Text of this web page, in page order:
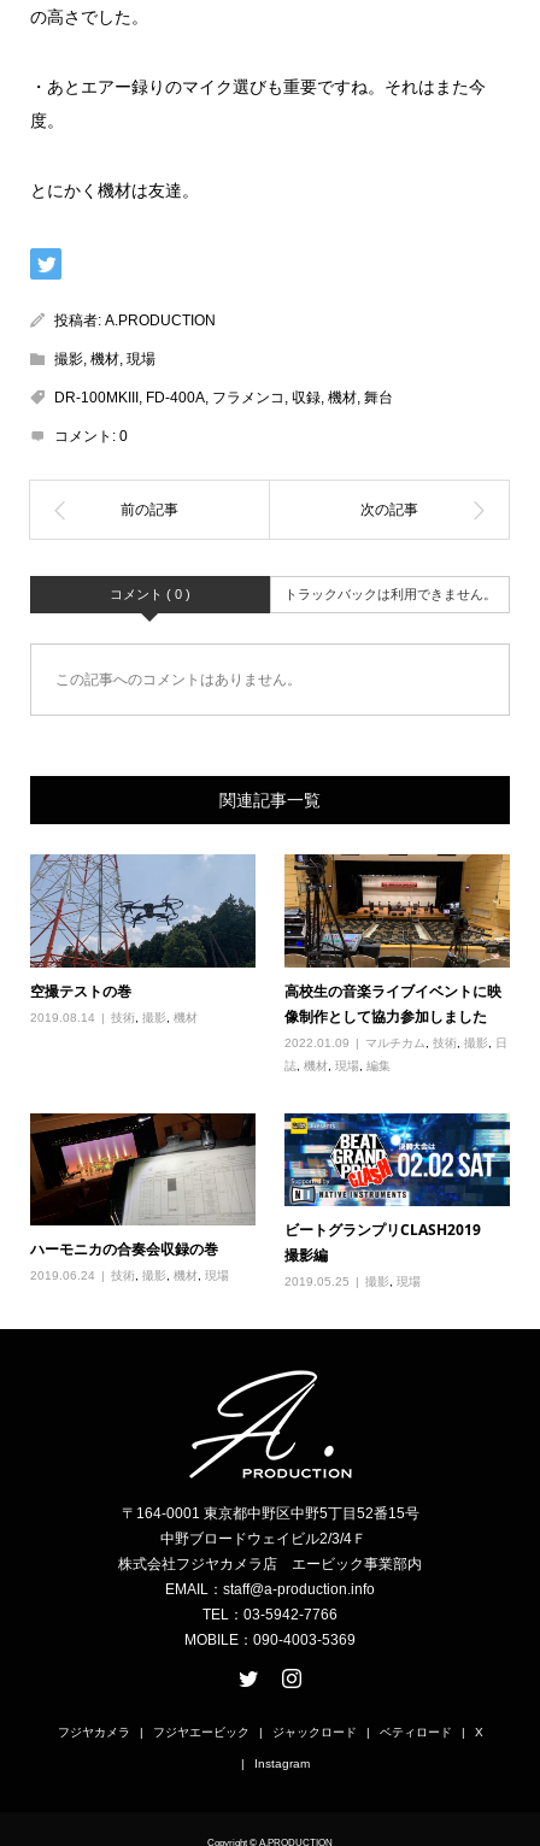
の高さでした。
・あとエアー録りのマイク選びも重要ですね。それはまた今
度。
とにかく機材は友達。
投稿者: A.PRODUCTION
撮影, 機材, 現場
DR-100MKIII , FD-400A, フラメンコ , 収録, 機材, 舞台
コメント: 0
コメント ( 0 ) トラックバックは利用できません。
この記事へのコメントはありません。
関連記事一覧
空撮テストの巻
2019.08.14 技術, 撮影, 機材
高校生の音楽ライブイベントに映
像制作として協力参加しました
2022.01.09 マルチカム ,技術 ,撮影
日
誌
,機材 ,現場 ,編集
ハーモニカの合奏会収録の巻
2019.06.24 技術, 撮影, 機材, 現場
ビートグランプリCLASH2019
撮影編
2019.05.25 撮影,現場
〒164-0001 東京都中野区中野5丁目52番15号
中野ブロードウェイビル2/3/4Ｆ
株式会社フジヤカメラ店 エービック事業部内
EMAIL：staff@a-production.info
TEL：03-5942-7766
MOBILE：090-4003-5369
フジヤカメラ フジヤエービック ジャックロード ベティロード X
Instagram
Copyright © A.PRODUCTION